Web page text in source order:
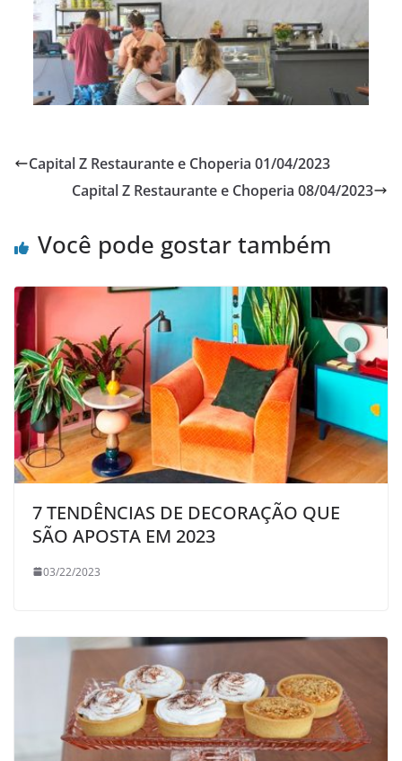
Capital Z Restaurante e Choperia 01/04/2023
Capital Z Restaurante e Choperia 08/04/2023
Você pode gostar também
7 TENDÊNCIAS DE DECORAÇÃO QUE
SÃO APOSTA EM 2023
03/22/2023